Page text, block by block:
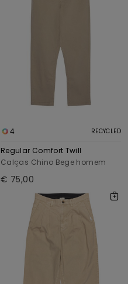
4 RECYCLED
Regular Comfort Twill
Calças Chino Bege homem
€ 75,00